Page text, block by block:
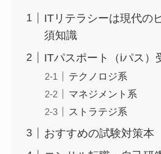
ITリテラシーは現代の
須知識
ITパスポート（iパス）
テクノロジ系
マネジメント系
ストラテジ系
おすすめの試験対策本